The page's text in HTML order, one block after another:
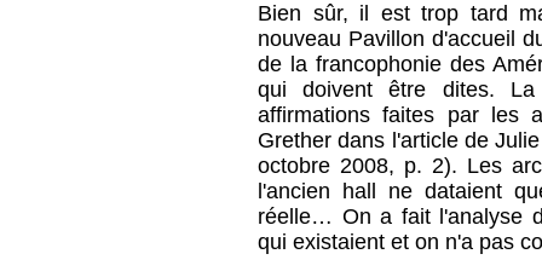
Bien sûr, il est trop tard
nouveau Pavillon d'accueil
de la francophonie des
qui doivent être dites.
affirmations faites par les
Grether dans l'article de
octobre 2008, p. 2). Les
l'ancien hall ne dataient
réelle… On a fait l'analyse
qui existaient et on n'a pas